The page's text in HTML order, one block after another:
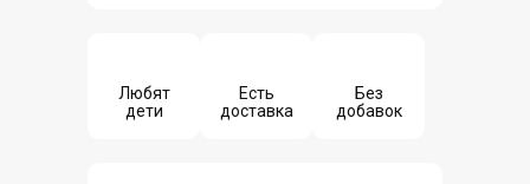
Любят
дети
Есть
доставка
Без
добавок